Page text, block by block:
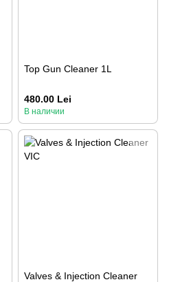
Top Gun Cleaner 1L
480.00 Lei
В наличии
Valves & Injection Cleaner